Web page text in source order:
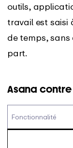
outils,
travail est saisi
de temps,
part.
Asana contre
Fonctionnalité